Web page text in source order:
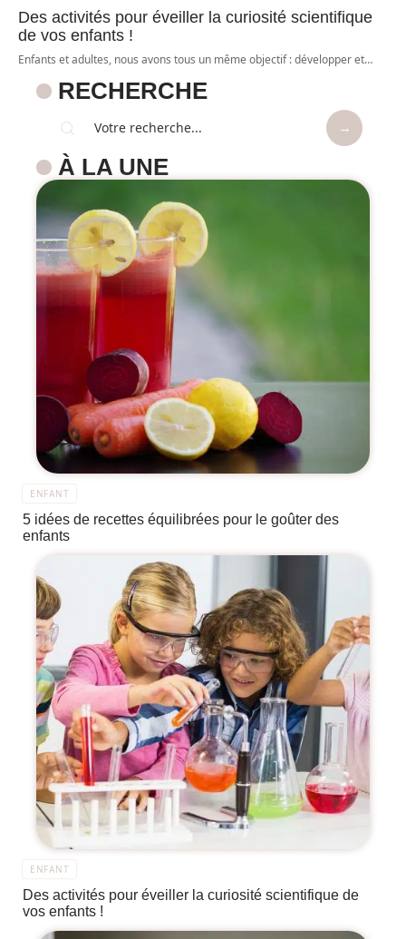
Des activités pour éveiller la curiosité scientifique
de vos enfants !
Enfants et adultes, nous avons tous un même objectif : développer et…
RECHERCHE
À LA UNE
ENFANT
5 idées de recettes équilibrées pour le goûter des
enfants
ENFANT
Des activités pour éveiller la curiosité scientifique de
vos enfants !